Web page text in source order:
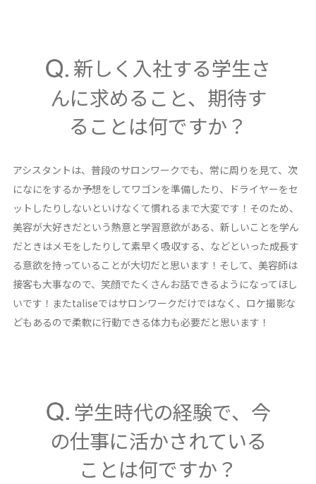
新しく入社する学生さ
んに求めること、期待す
ることは何ですか？
アシスタントは、普段のサロンワークでも、常に周りを見て、次
になにをするか予想をしてワゴンを準備したり、ドライヤーをセ
ットしたりしないといけなくて慣れるまで大変です！そのため、
美容が大好きだという熱意と学習意欲がある、新しいことを学ん
だときはメモをしたりして素早く吸収する、などといった成長す
る意欲を持っていることが大切だと思います！そして、美容師は
接客も大事なので、笑顔でたくさんお話できるようになってほし
いです！またtaliseではサロンワークだけではなく、ロケ撮影な
どもあるので柔軟に行動できる体力も必要だと思います！
学生時代の経験で、今
の仕事に活かされている
ことは何ですか？